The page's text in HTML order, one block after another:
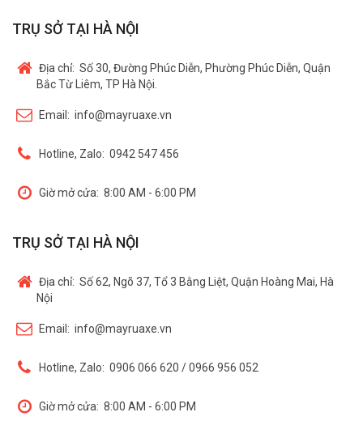
TRỤ SỞ TẠI HÀ NỘI
Địa chỉ: Số 30, Đường Phúc Diễn, Phường Phúc Diễn, Quận
Bắc Từ Liêm, TP Hà Nội.
Email: info@mayruaxe.vn
Hotline, Zalo: 0942 547 456
Giờ mở cửa: 8:00 AM - 6:00 PM
TRỤ SỞ TẠI HÀ NỘI
Địa chỉ: Số 62, Ngõ 37, Tổ 3 Bằng Liệt, Quận Hoàng Mai, Hà
Nội
Email: info@mayruaxe.vn
Hotline, Zalo: 0906 066 620 / 0966 956 052
Giờ mở cửa: 8:00 AM - 6:00 PM